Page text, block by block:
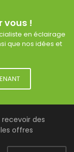
vous !
en éclairage
que nos idées et
des
offres